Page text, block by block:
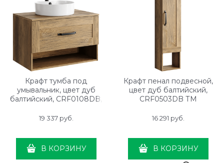
Крафт тумба под
умывальник, цвет дуб
балтийский, CRF0108DB,
19 337 руб.
В КОРЗИНУ
Крафт пенал подвесной,
цвет дуб балтийский,
CRF0503DB ТМ
16 291 руб.
В КОРЗИНУ